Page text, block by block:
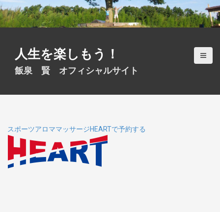
S
k
t
人生を楽しもう！
飯泉 賢 オフィシャルサイト
スポーツアロママッサージHEARTで予約する